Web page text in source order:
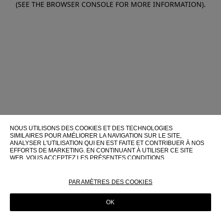
(SEE THE BROWSER CONSOLE FOR MORE INFORMATION).
NOUS UTILISONS DES COOKIES ET DES TECHNOLOGIES
SIMILAIRES POUR AMÉLIORER LA NAVIGATION SUR LE SITE,
ANALYSER L'UTILISATION QUI EN EST FAITE ET CONTRIBUER À NOS
EFFORTS DE MARKETING. EN CONTINUANT À UTILISER CE SITE
WEB, VOUS ACCEPTEZ LES PRÉSENTES CONDITIONS
POUR PLUS D'INFORMATIONS SUR CES TECHNOLOGIES ET LEUR
POLITIQUE EN MATIÈRE DE COOKIES
PARAMÈTRES DES COOKIES
OK